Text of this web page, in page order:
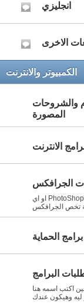
انجليزي
الاخرى
الكمبيوتر والانترنت
والشروحات
المصورة
الانترنت
الجرافكس
قسم خاص ببرامج الجرافكس .. PhotoShop ، Flash mx او اي
تخص الجرافكس
الحماية
البرامج
اكتب اسمه هنا
وهيكون عندك